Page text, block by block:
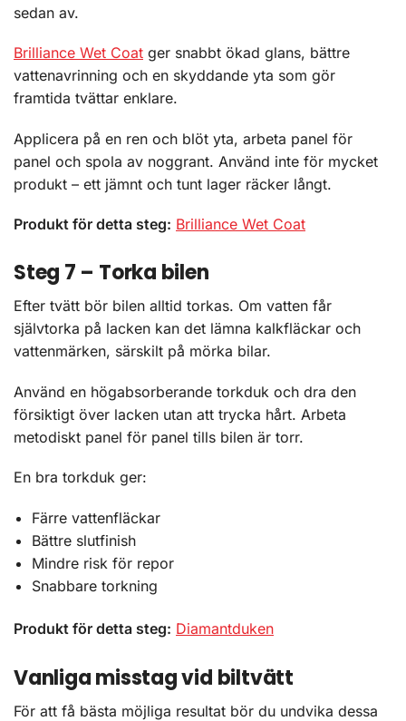
sedan av.
Brilliance Wet Coat ger snabbt ökad glans, bättre
vattenavrinning och en skyddande yta som gör
framtida tvättar enklare.
Applicera på en ren och blöt yta, arbeta panel för
panel och spola av noggrant. Använd inte för mycket
produkt – ett jämnt och tunt lager räcker långt.
Produkt för detta steg: Brilliance Wet Coat
Steg 7 – Torka bilen
Efter tvätt bör bilen alltid torkas. Om vatten får
självtorka på lacken kan det lämna kalkfläckar och
vattenmärken, särskilt på mörka bilar.
Använd en högabsorberande torkduk och dra den
försiktigt över lacken utan att trycka hårt. Arbeta
metodiskt panel för panel tills bilen är torr.
En bra torkduk ger:
Färre vattenfläckar
Bättre slutfinish
Mindre risk för repor
Snabbare torkning
Produkt för detta steg: Diamantduken
Vanliga misstag vid biltvätt
För att få bästa möjliga resultat bör du undvika dessa